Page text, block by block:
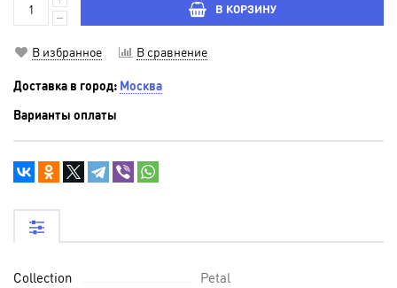
В КОРЗИНУ
В избранное В сравнение
Доставка в город: Москва
Варианты оплаты
Collection Petal